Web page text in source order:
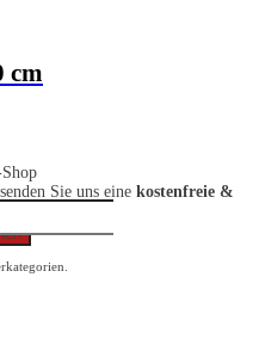
cm
Sie uns eine kostenfreie &